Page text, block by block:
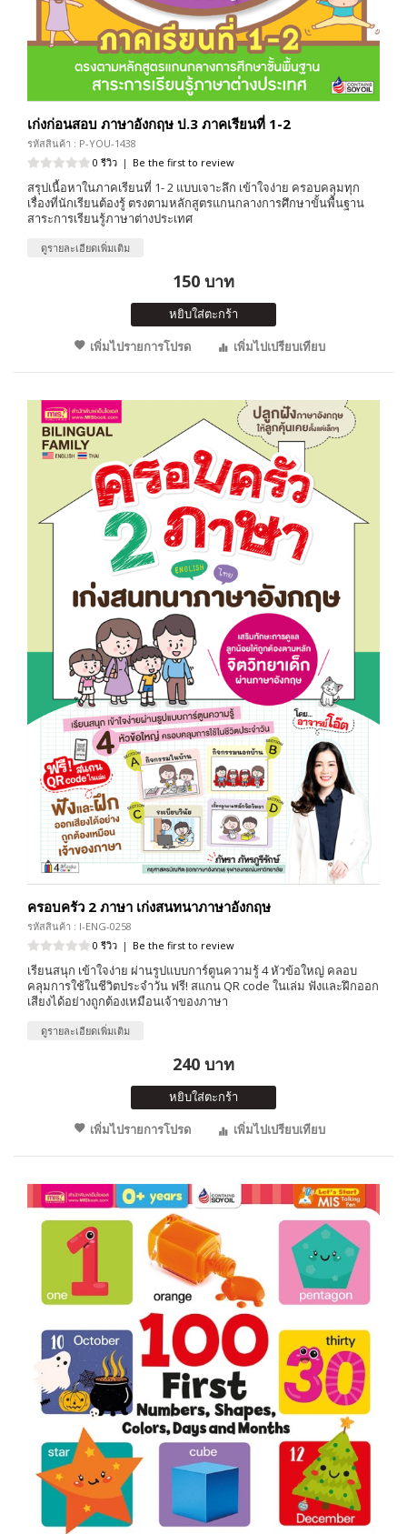
เก่งก่อนสอบ ภาษาอังกฤษ ป.3 ภาคเรียนที่ 1-2
รหัสสินค้า : P-YOU-1438
0 รีวิว | Be the first to review
สรุปเนื้อหาในภาคเรียนที่ 1- 2 แบบเจาะลึก เข้าใจง่าย ครอบคลุมทุก
เรื่องที่นักเรียนต้องรู้ ตรงตามหลักสูตรแกนกลางการศึกษาขั้นพื้นฐาน
สาระการเรียนรู้ภาษาต่างประเทศ
ดูรายละเอียดเพิ่มเติม
150 บาท
หยิบใส่ตะกร้า
เพิ่มไปรายการโปรด
เพิ่มไปเปรียบเทียบ
ครอบครัว 2 ภาษา เก่งสนทนาภาษาอังกฤษ
รหัสสินค้า : I-ENG-0258
0 รีวิว | Be the first to review
เรียนสนุก เข้าใจง่าย ผ่านรูปแบบการ์ตูนความรู้ 4 หัวข้อใหญ่ คลอบ
คลุมการใช้ในชีวิตประจำวัน ฟรี! สแกน QR code ในเล่ม ฟังและฝึกออก
เสียงได้อย่างถูกต้องเหมือนเจ้าของภาษา
ดูรายละเอียดเพิ่มเติม
240 บาท
หยิบใส่ตะกร้า
เพิ่มไปรายการโปรด
เพิ่มไปเปรียบเทียบ